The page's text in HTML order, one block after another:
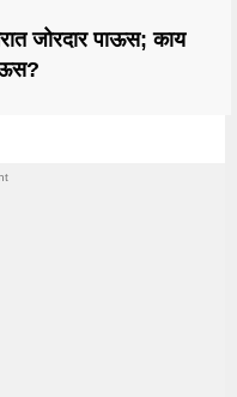
जोरदार पाऊस; काय